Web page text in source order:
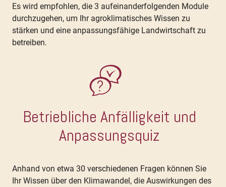
Es wird empfohlen, die 3 aufeinanderfolgenden Module
durchzugehen, um Ihr agroklimatisches Wissen zu
stärken und eine anpassungsfähige Landwirtschaft zu
betreiben.
Betriebliche Anfälligkeit und
Anpassungsquiz
Anhand von etwa 30 verschiedenen Fragen können Sie
Ihr Wissen über den Klimawandel, die Auswirkungen des